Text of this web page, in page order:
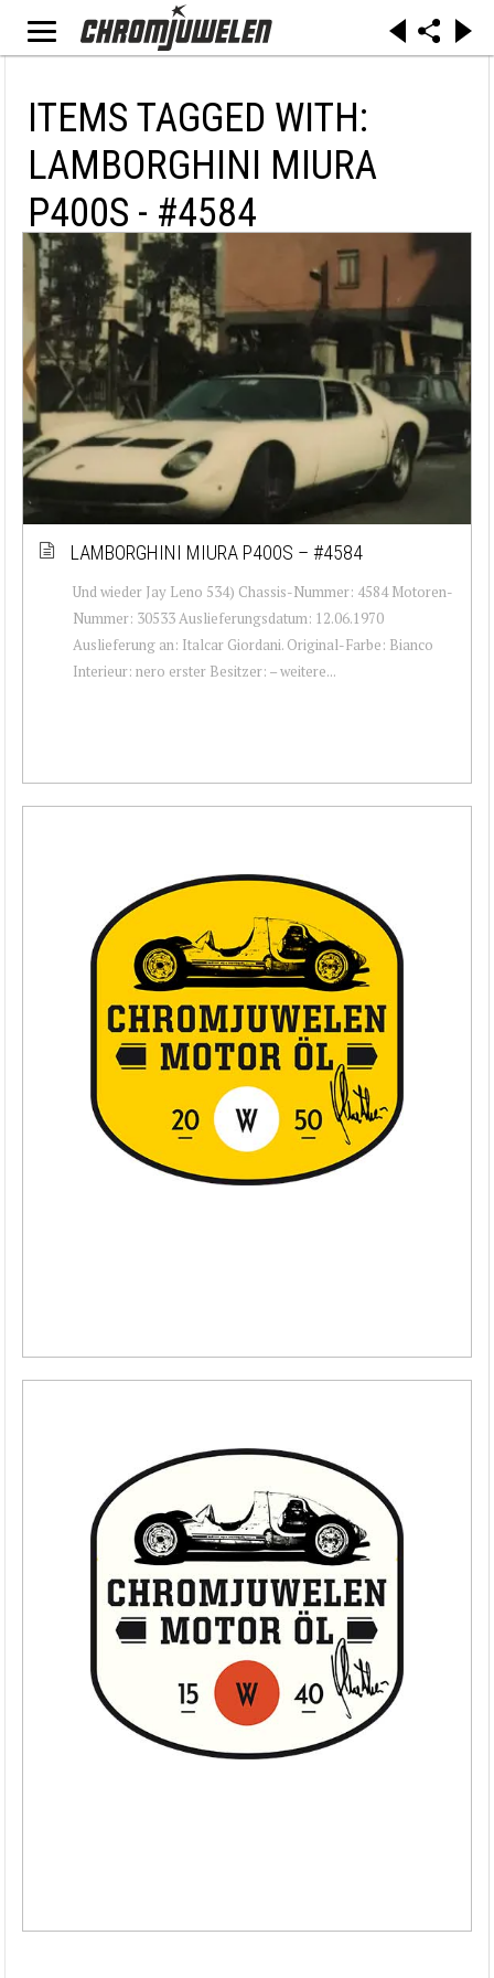
ITEMS TAGGED WITH:
LAMBORGHINI MIURA
P400S - #4584
LAMBORGHINI MIURA P400S – #4584
Und wieder Jay Leno 534) Chassis-Nummer: 4584 Motoren-
Nummer: 30533 Auslieferungsdatum: 12.06.1970
Auslieferung an: Italcar Giordani. Original-Farbe: Bianco
Interieur: nero erster Besitzer: – weitere...